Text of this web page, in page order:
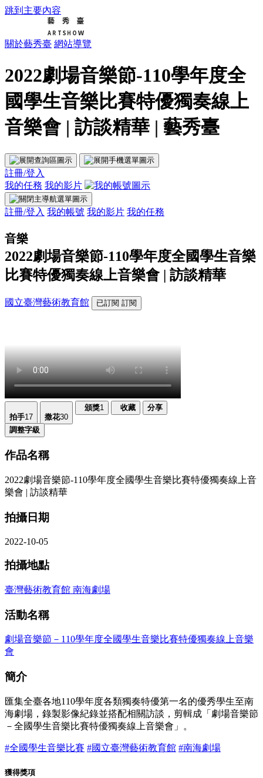
跳到主要內容
關於藝秀臺 網站導覽
2022劇場音樂節-110學年度全
國學生音樂比賽特優獨奏線上
音樂會 | 訪談精華 | 藝秀臺
註冊/登入
我的任務 我的影片
註冊/登入 我的帳號 我的影片 我的任務
音樂
2022劇場音樂節-110學年度全國學生音樂
比賽特優獨奏線上音樂會 | 訪談精華
國立臺灣藝術教育館 已訂閱 訂閱
拍手17 撒花30
頒獎1 收藏 分享
調整字級
作品名稱
2022劇場音樂節-110學年度全國學生音樂比賽特優獨奏線上音
樂會 | 訪談精華
拍攝日期
2022-10-05
拍攝地點
臺灣藝術教育館 南海劇場
活動名稱
劇場音樂節－110學年度全國學生音樂比賽特優獨奏線上音樂
會
簡介
匯集全臺各地110學年度各類獨奏特優第一名的優秀學生至南
海劇場，錄製影像紀錄並搭配相關訪談，剪輯成「劇場音樂節
－全國學生音樂比賽特優獨奏線上音樂會」。
#全國學生音樂比賽 #國立臺灣藝術教育館 #南海劇場
獲得獎項